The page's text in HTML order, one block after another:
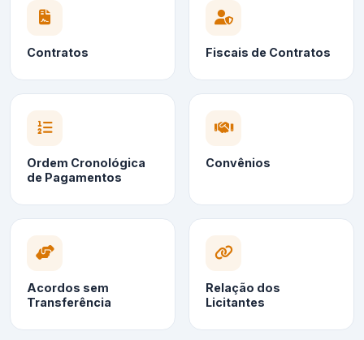
Contratos Fiscais de Contratos
Ordem Cronológica
de Pagamentos
Convênios
Acordos sem
Transferência
Relação dos
Licitantes